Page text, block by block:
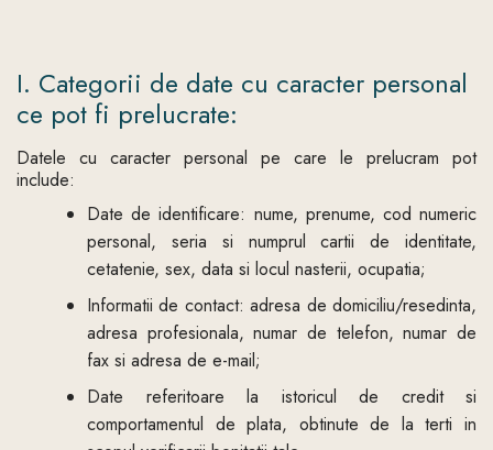
I. Categorii de date cu caracter personal
ce pot fi prelucrate:
Datele cu caracter personal pe care le prelucram pot
include:
Date de identificare: nume, prenume, cod numeric
personal, seria si numprul cartii de identitate,
cetatenie, sex, data si locul nasterii, ocupatia;
Informatii de contact: adresa de domiciliu/resedinta,
adresa profesionala, numar de telefon, numar de
fax si adresa de e-mail;
Date referitoare la istoricul de credit si
comportamentul de plata, obtinute de la terti in